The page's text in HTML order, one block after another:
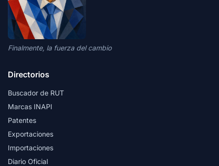
Finalmente, la fuerza del cambio
Directorios
Buscador de RUT
Marcas INAPI
Patentes
Exportaciones
Importaciones
Diario Oficial